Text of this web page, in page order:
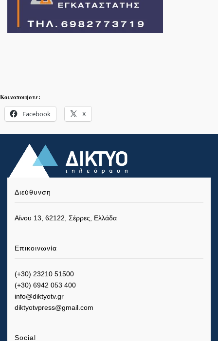
Κοινοποιήστε:
Facebook X
Διεύθυνση
Αίνου 13, 62122, Σέρρες, Ελλάδα
Επικοινωνία
(+30) 23210 51500
(+30) 6942 053 400
info@diktyotv.gr
diktyotvpress@gmail.com
Social